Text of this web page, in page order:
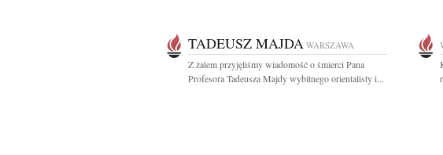
TADEUSZ MAJDA WARSZAWA
Z żalem przyjęliśmy wiadomość o śmierci Pana
Profesora Tadeusza Majdy wybitnego orientalisty i...